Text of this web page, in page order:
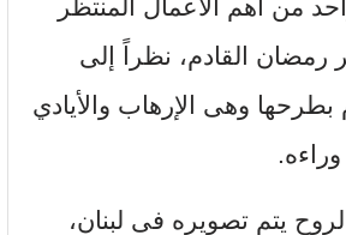
من أهم الأعمال المنتظر
القادم، نظراً إلى
بطرحها وهى الإرهاب والأيادي
يتم تصويره فى لبنان،